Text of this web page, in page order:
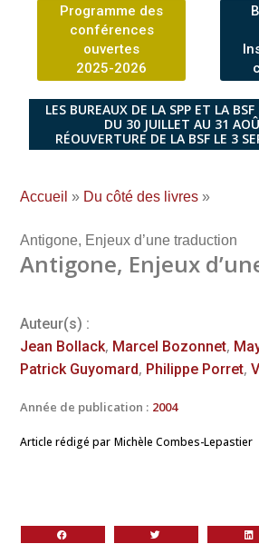
Programme des
conférences
ouvertes
2025-2026
LES BUREAUX DE LA SPP ET LA
DU 30 JUILLET AU 31
RÉOUVERTURE DE LA BSF LE 3
Accueil » Du côté des livres »
Antigone, Enjeux d’une traduction
Antigone, Enjeux
Auteur(s) :
Jean Bollack, Marcel Bozonnet,
Patrick Guyomard, Philippe Porret,
Année de publication : 2004
Article rédigé par Michèle Combes-Lepastier